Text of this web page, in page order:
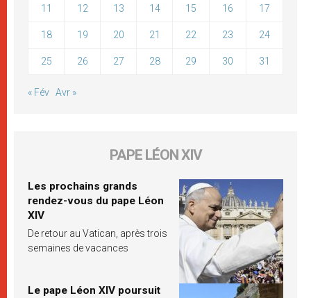
11 12 13 14 15 16 17
18 19 20 21 22 23 24
25 26 27 28 29 30 31
« Fév Avr »
PAPE LÉON XIV
Les prochains grands
rendez-vous du pape Léon
XIV
De retour au Vatican, après trois
semaines de vacances
Le pape Léon XIV poursuit